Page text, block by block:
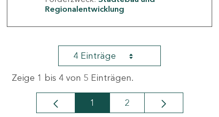
Regionalentwicklung
4 Einträge
Zeige 1 bis 4 von 5 Einträgen.
Seite
1 Seite
2